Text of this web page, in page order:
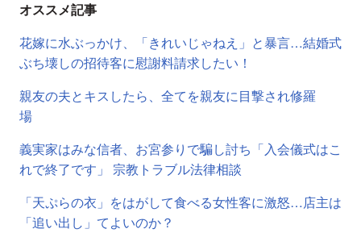
オススメ記事
花嫁に水ぶっかけ、「きれいじゃねえ」と暴言…結婚式
ぶち壊しの招待客に慰謝料請求したい！
親友の夫とキスしたら、全てを親友に目撃され修羅
場
義実家はみな信者、お宮参りで騙し討ち「入会儀式はこ
れで終了です」 宗教トラブル法律相談
「天ぷらの衣」をはがして食べる女性客に激怒…店主は
「追い出し」てよいのか？